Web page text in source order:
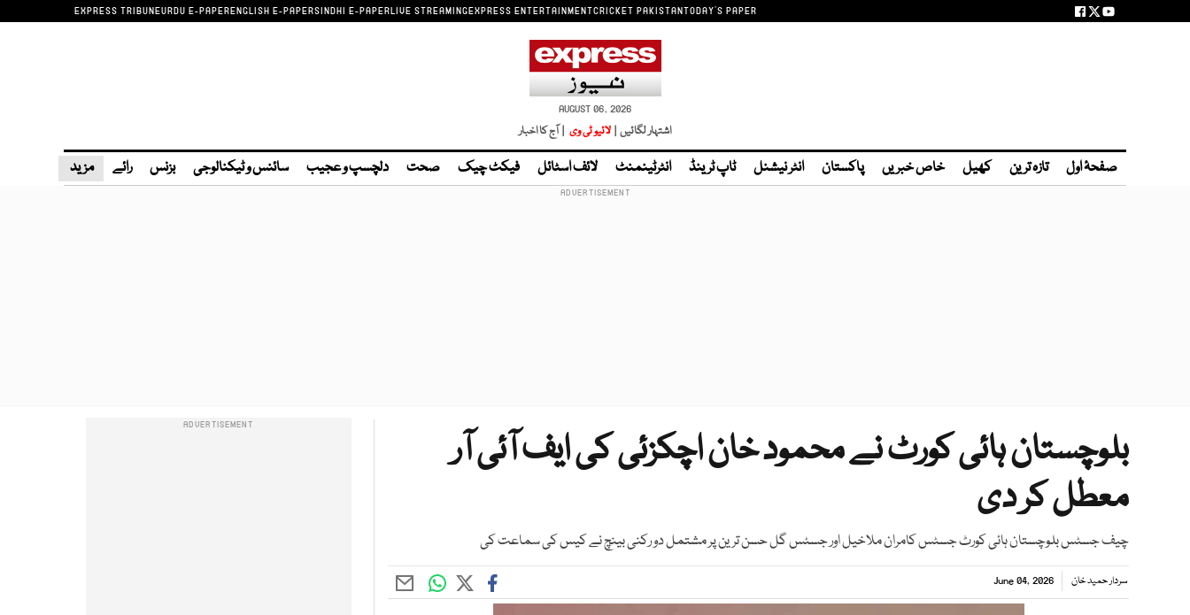
EXPRESS TRIBUNEURDU E-PAPERENGLISH E-PAPERSINDHI E-PAPERLIVE STREAMINGEXPRESS ENTERTAINMENTCRICKET PAKISTANTODAY'S PAPER
AUGUST 06, 2026
اشتہار لگائیں | لائیو ٹی وی | آج کا اخبار
صفحۂ اول تازہ ترین کھیل خاص خبریں پاکستان انٹر نیشنل ٹاپ ٹرینڈ انٹرٹینمنٹ لائف اسٹائل فیکٹ چیک صحت دلچسپ و عجیب سائنس و ٹیکنالوجی بزنس رائے مزید
بلوچستان ہائی کورٹ نے محمود خان اچکزئی کی ایف آئی آر
معطل کر دی
چیف جسٹس بلوچستان ہائی کورٹ جسٹس کامران ملاخیل اور جسٹس گل حسن ترین پر مشتمل دو رکنی بینچ نے کیس کی سماعت کی
سردار حمید خان June 04, 2026